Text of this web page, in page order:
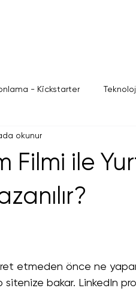
- Kickstarter
Stratejileri
ile Yurt
okunur
etmeden önce ne
sitenize bakar. LinkedIn